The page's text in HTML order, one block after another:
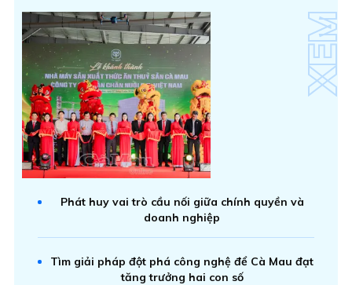
Phát huy vai trò cầu nối giữa chính quyền và
doanh nghiệp
Tìm giải pháp đột phá công nghệ để Cà Mau đạt
tăng trưởng hai con số